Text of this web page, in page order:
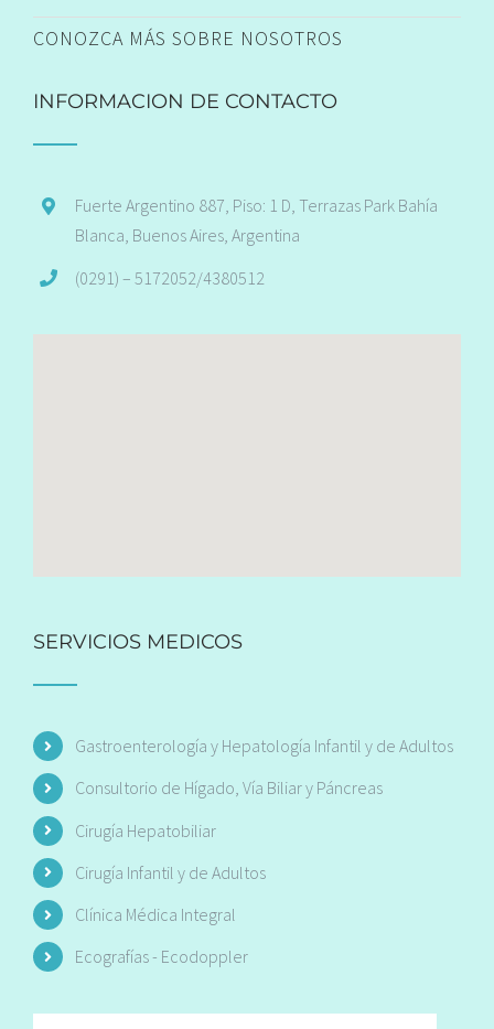
CONOZCA MÁS SOBRE NOSOTROS
INFORMACION DE CONTACTO
Fuerte Argentino 887, Piso: 1 D, Terrazas Park Bahía
Blanca, Buenos Aires, Argentina
(0291) – 5172052/4380512
SERVICIOS MEDICOS
Gastroenterología y Hepatología Infantil y de Adultos
Consultorio de Hígado, Vía Biliar y Páncreas
Cirugía Hepatobiliar
Cirugía Infantil y de Adultos
Clínica Médica Integral
Ecografías - Ecodoppler